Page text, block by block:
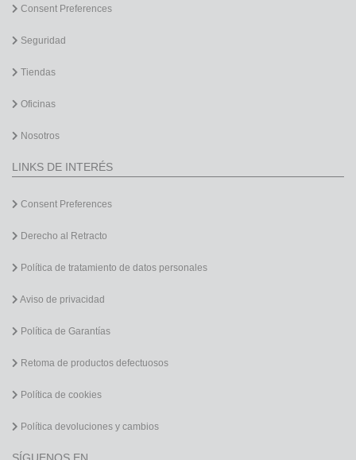
Consent Preferences
Seguridad
Tiendas
Oficinas
Nosotros
LINKS DE INTERÉS
Consent Preferences
Derecho al Retracto
Política de tratamiento de datos personales
Aviso de privacidad
Política de Garantías
Retoma de productos defectuosos
Política de cookies
Política devoluciones y cambios
SÍGUENOS EN